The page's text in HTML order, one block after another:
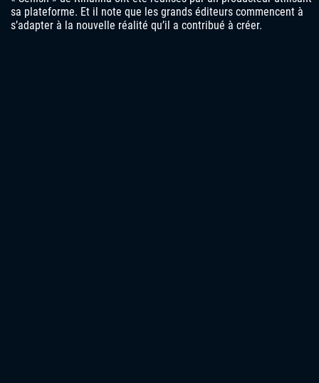
sa plateforme. Et il note que les grands éditeurs commencent à
s’adapter à la nouvelle réalité qu’il a contribué à créer.